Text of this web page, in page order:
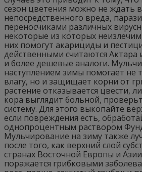
сезон цветения можно не ждать
непосредственного вреда,
переносчиками различных
некоторые из которых
них помогут акарициды и
действенными считаются Актара
и более дешевые аналоги.
наступлением зимы помогает не
влагу, но и защищает корни от
растение отказывается цвести,
кора выглядит больной,
систему. Для этого выкопайте
если повреждения есть,
однопроцентным раствором
Мульчирование на зиму также
после того, как верхний слой
странах Восточной Европы и
поражается грибковыми